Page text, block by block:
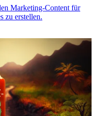
Marketing-Content für
zu erstellen.